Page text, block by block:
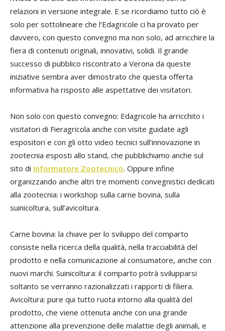
relazioni in versione integrale. E se ricordiamo tutto ciò è
solo per sottolineare che l’Edagricole ci ha provato per
davvero, con questo convegno ma non solo, ad arricchire la
fiera di contenuti originali, innovativi, solidi. Il grande
successo di pubblico riscontrato a Verona da queste
iniziative sembra aver dimostrato che questa offerta
informativa ha risposto alle aspettative dei visitatori.
Non solo con questo convegno: Edagricole ha arricchito i
visitatori di Fieragricola anche con visite guidate agli
espositori e con gli otto video tecnici sull’innovazione in
zootecnia esposti allo stand, che pubblichiamo anche sul
sito di Informatore Zootecnico. Oppure infine
organizzando anche altri tre momenti convegnistici dedicati
alla zootecnia: i workshop sulla carne bovina, sulla
suinicoltura, sull’avicoltura.
Carne bovina: la chiave per lo sviluppo del comparto
consiste nella ricerca della qualità, nella tracciabilità del
prodotto e nella comunicazione al consumatore, anche con
nuovi marchi. Suinicoltura: il comparto potrà svilupparsi
soltanto se verranno razionalizzati i rapporti di filiera.
Avicoltura: pure qui tutto ruota intorno alla qualità del
prodotto, che viene ottenuta anche con una grande
attenzione alla prevenzione delle malattie degli animali, e